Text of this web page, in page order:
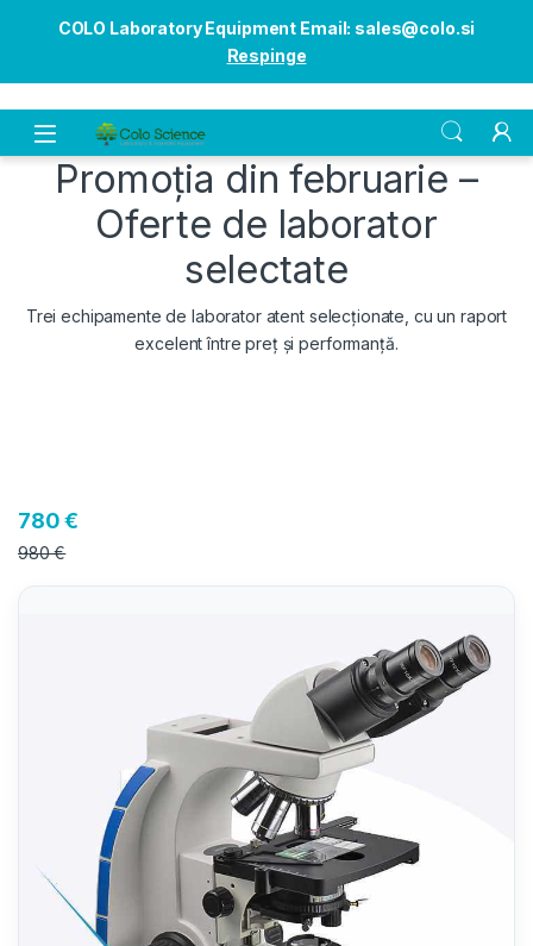
COLO Laboratory Equipment Email: sales@colo.si
Respinge
Open
Promoția din februarie –
Oferte de laborator
selectate
Trei echipamente de laborator atent selecționate, cu un raport
excelent între preț și performanță.
780 €
980 €